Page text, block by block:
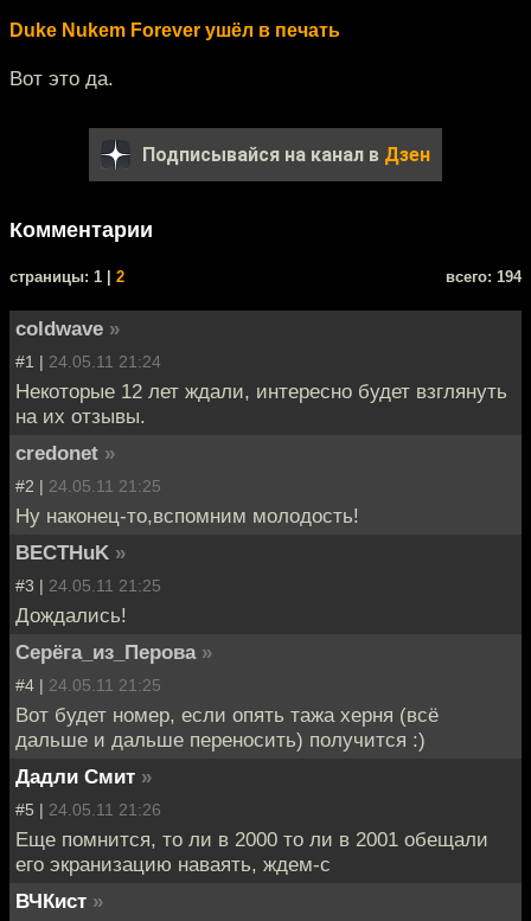
Duke Nukem Forever ушёл в печать
Вот это да.
Подписывайся на канал в Дзен
Комментарии
cтраницы: 1 | 2 всего: 194
coldwave »
#1 | 24.05.11 21:24
Некоторые 12 лет ждали, интересно будет взглянуть
на их отзывы.
credonet »
#2 | 24.05.11 21:25
Ну наконец-то,вспомним молодость!
BECTHuK »
#3 | 24.05.11 21:25
Дождались!
Серёга_из_Перова »
#4 | 24.05.11 21:25
Вот будет номер, если опять тажа херня (всё
дальше и дальше переносить) получится :)
Дадли Смит »
#5 | 24.05.11 21:26
Еще помнится, то ли в 2000 то ли в 2001 обещали
его экранизацию наваять, ждем-с
ВЧКист »